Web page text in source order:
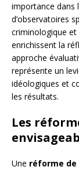
importance dans
d’observatoires
criminologique et
enrichissent la
approche
représente un
idéologiques et
les résultats.
Les
Une réforme de